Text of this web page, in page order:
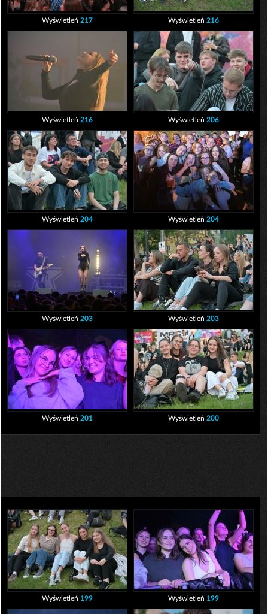
Wyświetleń 217 Wyświetleń 216
Wyświetleń 216 Wyświetleń 206
Wyświetleń 204 Wyświetleń 204
Wyświetleń 203 Wyświetleń 203
Wyświetleń 201 Wyświetleń 200
Wyświetleń 199 Wyświetleń 199